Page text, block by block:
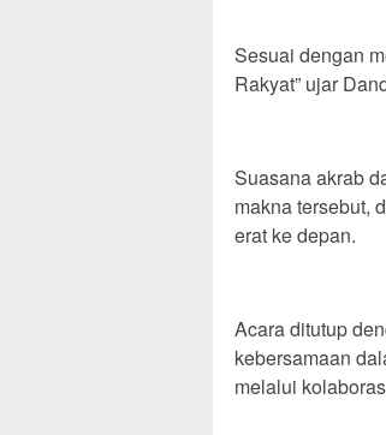
Sesuai dengan
Rakyat” ujar
‎Suasana akrab
makna tersebut,
erat ke depan.
‎Acara ditutup
kebersamaan
melalui